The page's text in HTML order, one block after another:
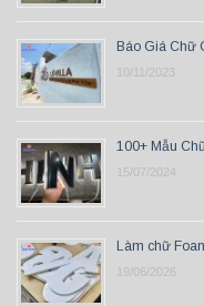
Báo Giá Chữ
10/11/2023
100+ Mẫu
15/07/2024
Làm chữ
19/06/2026